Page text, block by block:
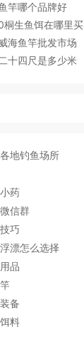
竿哪个品牌好
桐生鱼饵在哪里买
海鱼竿批发市场
十四尺是多少米
地钓鱼场所
药
信群
巧
漂怎么选择
品
备
料